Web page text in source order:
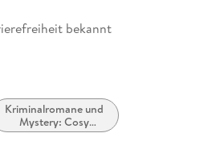
bekannt
Kriminalromane und
Mystery: Cosy
Mystery